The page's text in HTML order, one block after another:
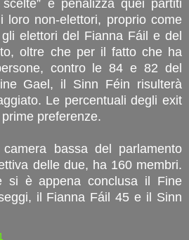
scelte” e penalizza quei partiti
loro non-elettori, proprio come
elettori del Fianna Fáil e del
oltre che per il fatto che ha
contro le 84 e 82 del
Gael, il Sinn Féin risulterà
Le percentuali degli exit
preferenze.
bassa del parlamento
delle due, ha 160 membri.
si è appena conclusa il Fine
il Fianna Fáil 45 e il Sinn